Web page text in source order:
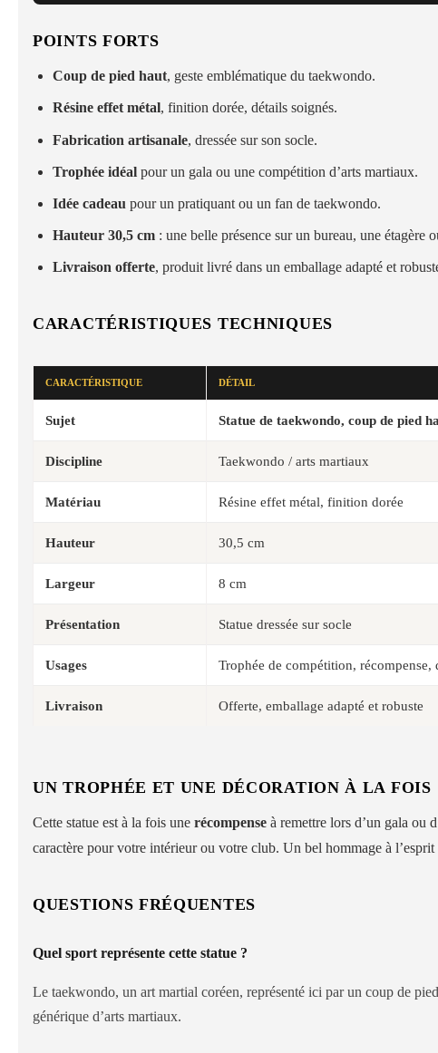
POINTS FORTS
Coup de pied haut, geste emblématique du taekwondo.
Résine effet métal, finition dorée, détails soignés.
Fabrication artisanale, dressée sur son socle.
Trophée idéal pour un gala ou une compétition d’arts martiaux.
Idée cadeau pour un pratiquant ou un fan de taekwondo.
Hauteur 30,5 cm : une belle présence sur un bureau, une étagère
Livraison offerte, produit livré dans un emballage adapté et
CARACTÉRISTIQUES TECHNIQUES
CARACTÉRISTIQUE DÉTAIL
Sujet Statue de taekwondo, coup de pied
Discipline Taekwondo / arts martiaux
Matériau Résine effet métal, finition dorée
Hauteur 30,5 cm
Largeur 8 cm
Présentation Statue dressée sur socle
Usages Trophée de compétition, récompense,
Livraison Offerte, emballage adapté et robuste
UN TROPHÉE ET UNE DÉCORATION À LA FOIS
Cette statue est à la fois une récompense à remettre lors d’un gala ou
caractère pour votre intérieur ou votre club. Un bel hommage à l’esprit
QUESTIONS FRÉQUENTES
Quel sport représente cette statue ?
Le taekwondo, un art martial coréen, représenté ici par un coup de
générique d’arts martiaux.